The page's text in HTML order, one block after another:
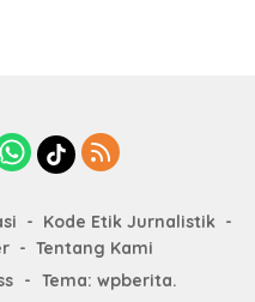
Kode Etik Jurnalistik
Tentang Kami
- Tema: wpberita.